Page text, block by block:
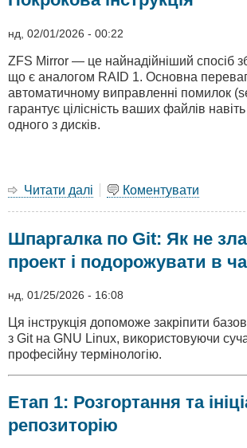
нд, 02/01/2026 - 00:22
ZFS Mirror — це найнадійніший спосіб
що є аналогом RAID 1. Основна
автоматичному виправленні помилок
гарантує цілісність ваших файлів
одного з дисків.
Читати далі про
Mirror
XigmaNAS:
інструкція
Коментувати
Шпаргалка по Git: Як не
проект і подорожувати в
нд, 01/25/2026 - 16:08
Ця інструкція допоможе закріпити
з Git на GNU Linux, використовуючи
професійну термінологію.
Етап 1: Розгортання та
репозиторію